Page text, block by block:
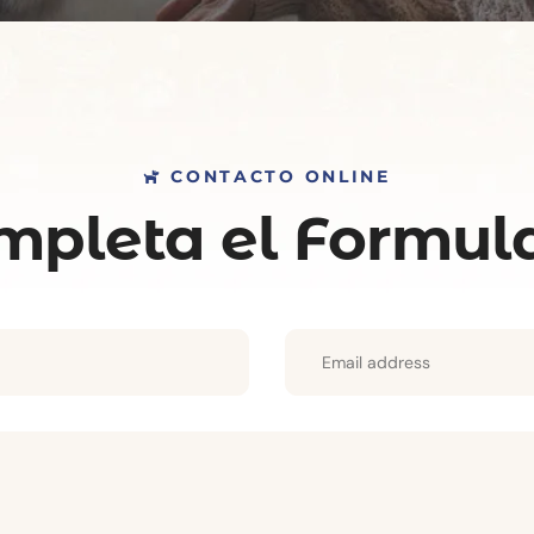
CONTACTO ONLINE
el